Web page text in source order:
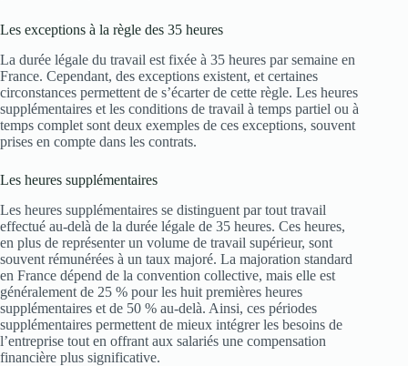
Les exceptions à la règle des 35 heures
La durée légale du travail est fixée à 35 heures par semaine en
France. Cependant, des exceptions existent, et certaines
circonstances permettent de s’écarter de cette règle. Les heures
supplémentaires et les conditions de travail à temps partiel ou à
temps complet sont deux exemples de ces exceptions, souvent
prises en compte dans les contrats.
Les heures supplémentaires
Les heures supplémentaires se distinguent par tout travail
effectué au-delà de la durée légale de 35 heures. Ces heures,
en plus de représenter un volume de travail supérieur, sont
souvent rémunérées à un taux majoré. La majoration standard
en France dépend de la convention collective, mais elle est
généralement de 25 % pour les huit premières heures
supplémentaires et de 50 % au-delà. Ainsi, ces périodes
supplémentaires permettent de mieux intégrer les besoins de
l’entreprise tout en offrant aux salariés une compensation
financière plus significative.